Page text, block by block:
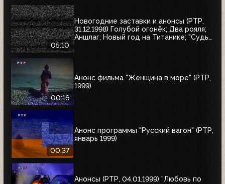
05:10
Новогодние заставки и анонсы (РТР,
31.12.1998) Голубой огонёк; Два рояля;
Аншлаг; Новый год на Титанике; "Судья
00:16
Анонс фильма "Женщина в море" (РТР,
1999)
00:37
Анонс программы "Русский вагон" (РТР,
январь 1999)
Анонсы (РТР, 04.01.1999) "Любовь по